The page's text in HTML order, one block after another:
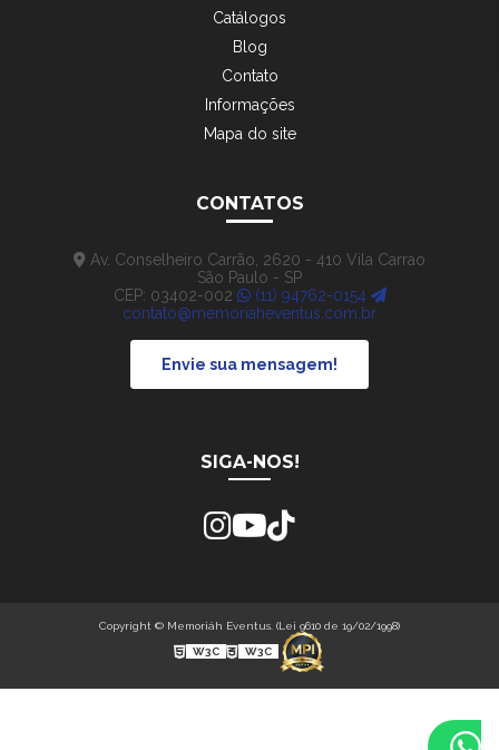
Catálogos
Blog
Contato
Informações
Mapa do site
CONTATOS
Av. Conselheiro Carrão, 2620 - 410 Vila Carrao
São Paulo - SP
CEP: 03402-002
(11) 94762-0154
contato@memoriaheventus.com.br
Envie sua mensagem!
SIGA-NOS!
Copyright © Memoriáh Eventus. (Lei 9610 de 19/02/1998)
W3C W3C